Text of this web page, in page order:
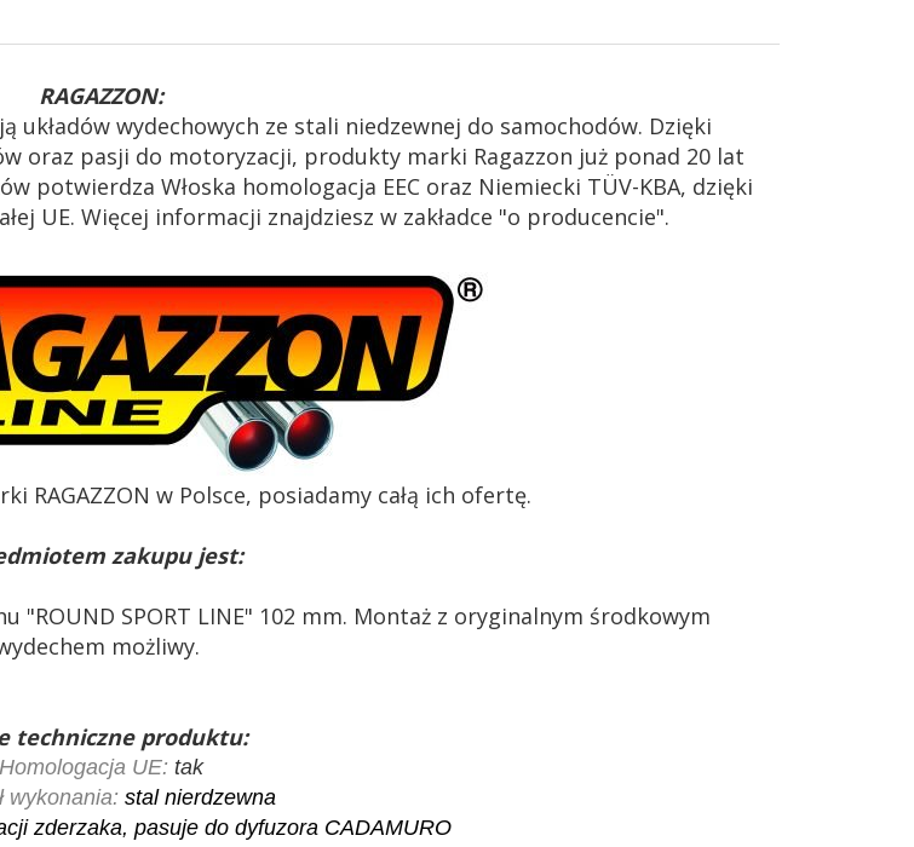
RAGAZZON:
wydechowych ze stali niedzewnej do samochodów. Dzięki
oraz pasji do motoryzacji, produkty marki Ragazzon już ponad 20 lat
potwierdza Włoska homologacja EEC oraz Niemiecki TÜV-KBA, dzięki
UE. Więcej informacji znajdziesz w zakładce "o producencie".
RAGAZZON w Polsce, posiadamy całą ich ofertę.
zakupu jest:
"ROUND SPORT LINE" 102 mm. Montaż z oryginalnym środkowym
możliwy.
techniczne produktu:
Homologacja UE:tak
wykonania: stal nierdzewna
zderzaka, pasuje do dyfuzora CADAMURO